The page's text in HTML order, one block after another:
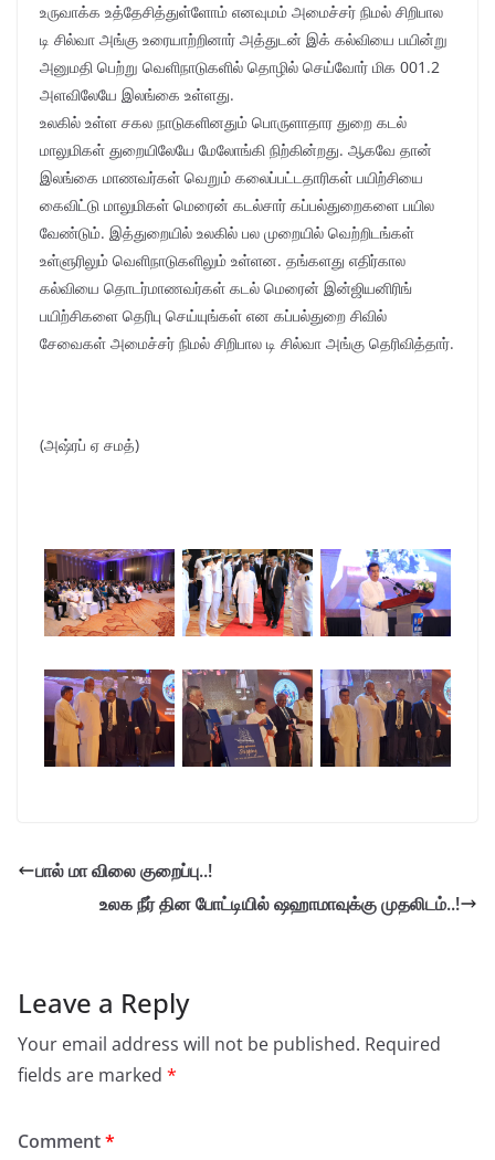
உருவாக்க உத்தேசித்துள்ளோம் எனவுமம் அமைச்சர் நிமல் சிறிபால
டி சில்வா அங்கு உரையாற்றினார் அத்துடன் இக் கல்வியை பயின்று
அனுமதி பெற்று வெளிநாடுகளில் தொழில் செய்வோர் மிக 001.2
அளவிலேயே இலங்கை உள்ளது.
உலகில் உள்ள சகல நாடுகளினதும் பொருளாதார துறை கடல்
மாலுமிகள் துறையிலேயே மேலோங்கி நிற்கின்றது. ஆகவே தான்
இலங்கை மாணவர்கள் வெறும் கலைப்பட்டதாரிகள் பயிற்சியை
கைவிட்டு மாலுமிகள் மெரைன் கடல்சார் கப்பல்துறைகளை பயில
வேண்டும். இத்துறையில் உலகில் பல முறையில் வெற்றிடங்கள்
உள்ளுரிலும் வெளிநாடுகளிலும் உள்ளன. தங்களது எதிர்கால
கல்வியை தொடர்மாணவர்கள் கடல் மெரைன் இன்ஜியனிரிங்
பயிற்சிகளை தெரிபு செய்யுங்கள் என கப்பல்துறை சிவில்
சேவைகள் அமைச்சர் நிமல் சிறிபால டி சில்வா அங்கு தெரிவித்தார்.
(அஷ்ரப் ஏ சமத்)
பால் மா விலை குறைப்பு..!
உலக நீர் தின போட்டியில் ஷஹாமாவுக்கு முதலிடம்..!
Leave a Reply
Your email address will not be published. Required
fields are marked *
Comment*